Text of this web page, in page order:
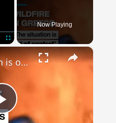
Now Playing
×
Play
"The situation is out of control": Greek firefighters battle wildfire for fourth day